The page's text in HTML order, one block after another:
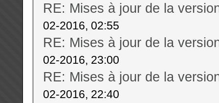
RE: Mises à jour de la
02-2016, 02:55
RE: Mises à jour de la
02-2016, 23:00
RE: Mises à jour de la
02-2016, 22:40